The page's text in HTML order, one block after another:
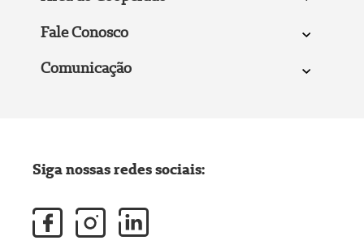
Fale Conosco
Comunicação
Siga nossas redes sociais: